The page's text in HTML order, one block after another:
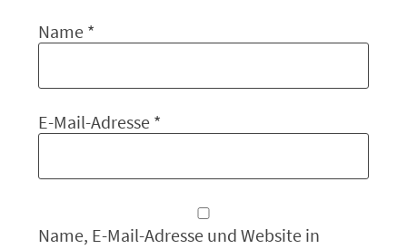
Name *
E-Mail-Adresse *
Name, E-Mail-Adresse und Website in